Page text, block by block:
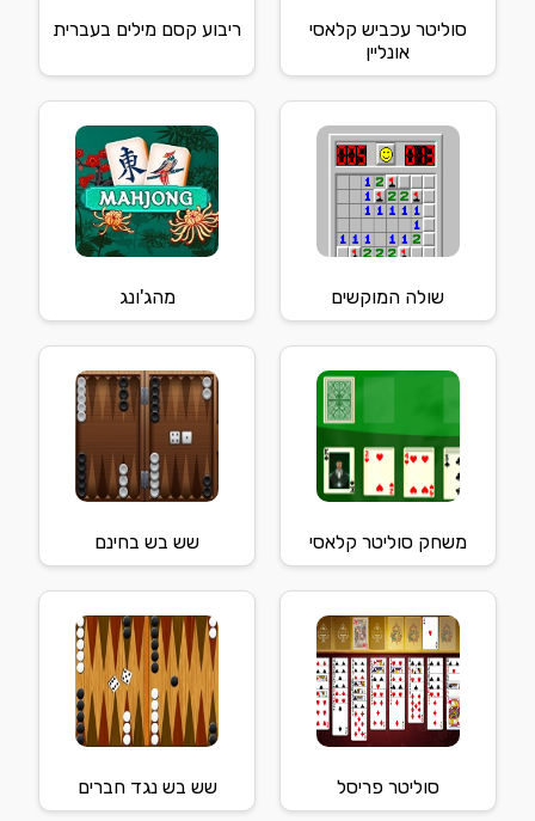
סוליטר עכביש קלאסי
אונליין
ריבוע קסם מילים בעברית
שולה המוקשים מהג'ונג
משחק סוליטר קלאסי שש בש בחינם
סוליטר פריסל שש בש נגד חברים